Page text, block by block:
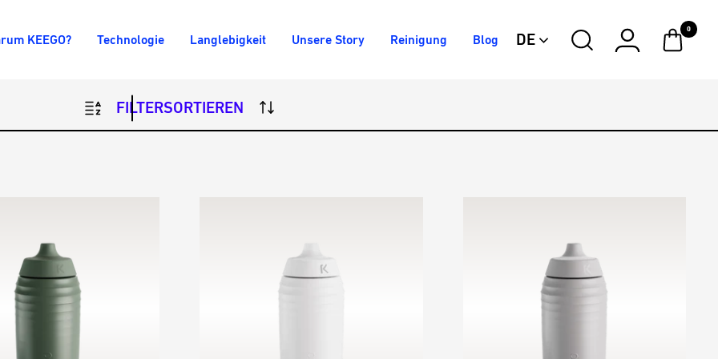
KEEGO? Technologie Langlebigkeit Unsere Story Reinigung Blog DE
0
FILTERSORTIEREN